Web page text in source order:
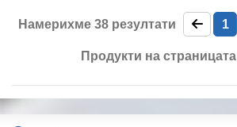
Намерихме 38 резултати 1
Продукти на страницата